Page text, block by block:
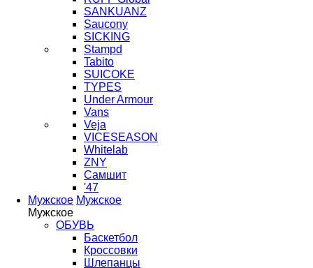
SANKUANZ
Saucony
SICKING
Stampd
Tabito
SUICOKE
TYPES
Under Armour
Vans
Veja
VICESEASON
Whitelab
ZNY
Самшит
'47
Мужское Мужское
Мужское
ОБУВЬ
Баскетбол
Кроссовки
Шлепанцы